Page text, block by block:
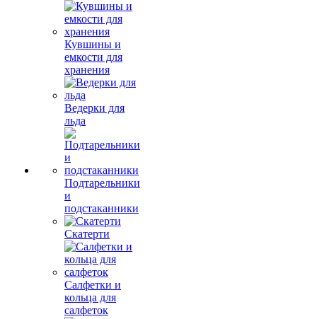
Кувшины и
емкости для
хранения
Ведерки для
льда
Подтарельники
и
подстаканники
Скатерти
Салфетки и
кольца для
салфеток